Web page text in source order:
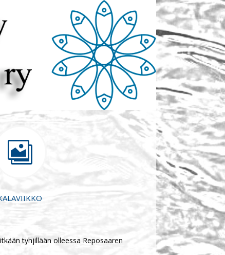

tyhjillään olleessa Reposaaren